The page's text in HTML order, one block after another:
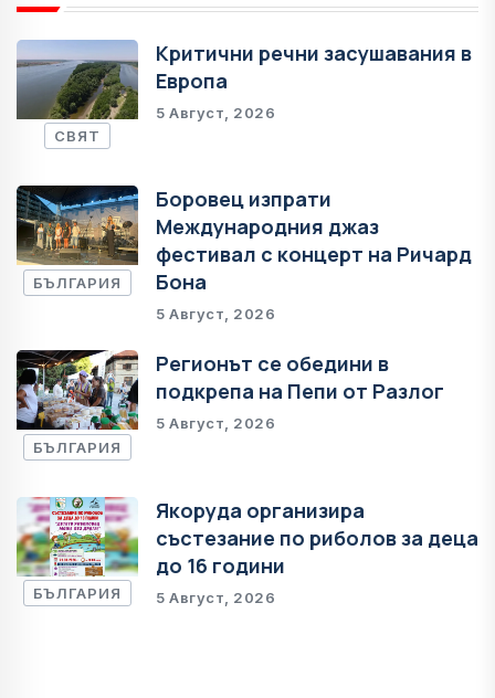
СВЯТ
Критични речни засушавания в
Европа
5 Август, 2026
БЪЛГАРИЯ
Боровец изпрати
Международния джаз
фестивал с концерт на Ричард
Бона
5 Август, 2026
БЪЛГАРИЯ
Регионът се обедини в
подкрепа на Пепи от Разлог
5 Август, 2026
БЪЛГАРИЯ
Якоруда организира
състезание по риболов за деца
до 16 години
5 Август, 2026